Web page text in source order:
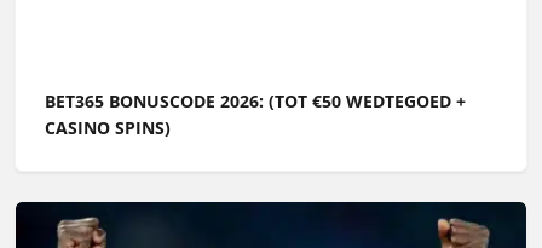
BET365 BONUSCODE 2026: (TOT €50 WEDTEGOED +
CASINO SPINS)